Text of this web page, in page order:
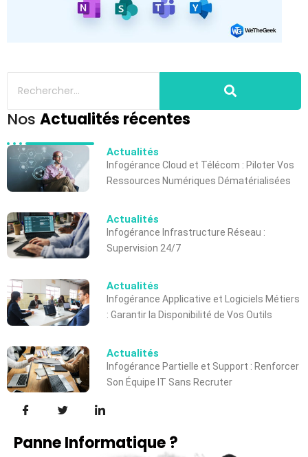
Nos Actualités récentes
Actualités
Infogérance Cloud et Télécom : Piloter Vos
Ressources Numériques Dématérialisées
Actualités
Infogérance Infrastructure Réseau :
Supervision 24/7
Actualités
Infogérance Applicative et Logiciels Métiers
: Garantir la Disponibilité de Vos Outils
Actualités
Infogérance Partielle et Support : Renforcer
Son Équipe IT Sans Recruter
Panne Informatique ?